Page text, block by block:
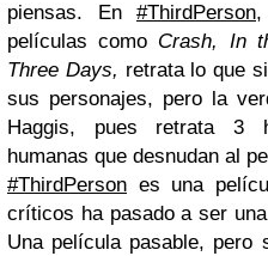
piensas. En #ThirdPerson,
películas como Crash, In
Three Days, retrata lo que
sus personajes, pero la
Haggis, pues retrata 3
humanas que desnudan al
#ThirdPerson es una
críticos ha pasado a ser
Una película pasable, pero